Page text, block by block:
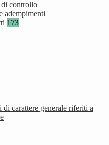
controllo
adempimenti
173
di carattere generale riferiti a